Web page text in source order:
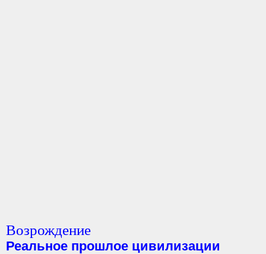
Возрождение
Реальное прошлое цивилизации